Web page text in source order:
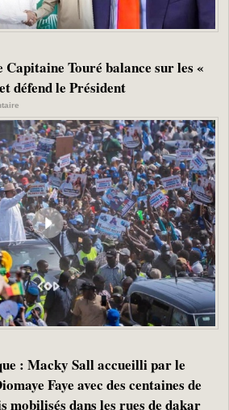
Capitaine Touré balance sur les «
défend le Président
: Macky Sall accueilli par le
Faye avec des centaines de
mobilisés dans les rues de dakar